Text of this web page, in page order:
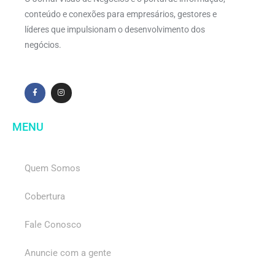
conteúdo e conexões para empresários, gestores e
líderes que impulsionam o desenvolvimento dos
negócios.
MENU
Quem Somos
Cobertura
Fale Conosco
Anuncie com a gente